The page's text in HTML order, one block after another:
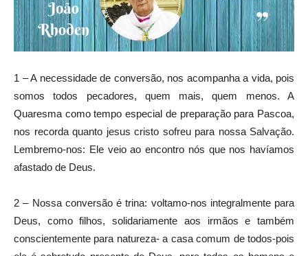
1 – A necessidade de conversão, nos acompanha a vida, pois
somos todos pecadores, quem mais, quem menos. A
Quaresma como tempo especial de preparação para Pascoa,
nos recorda quanto jesus cristo sofreu para nossa Salvação.
Lembremo-nos: Ele veio ao encontro nós que nos havíamos
afastado de Deus.
2 – Nossa conversão é trina: voltamo-nos integralmente para
Deus, como filhos, solidariamente aos irmãos e também
conscientemente para natureza- a casa comum de todos-pois